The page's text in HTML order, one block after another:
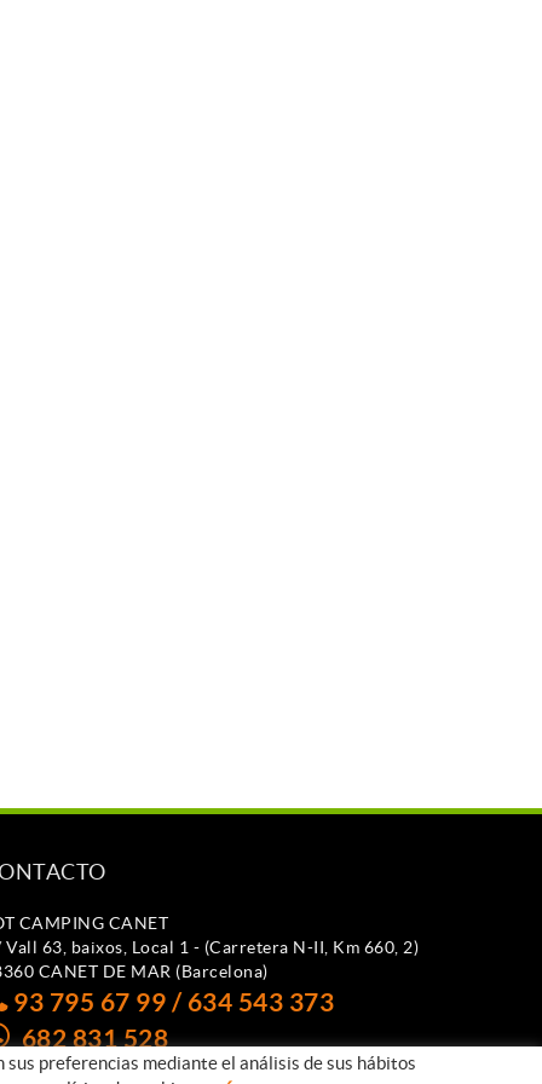
CAMPING CANET
Vall 63, baixos, Local 1 - (Carretera N-II, Km 660, 2)
CANET DE MAR (Barcelona)
93 795 67 99 / 634 543 373
682 831 528
preferencias mediante el análisis de sus hábitos